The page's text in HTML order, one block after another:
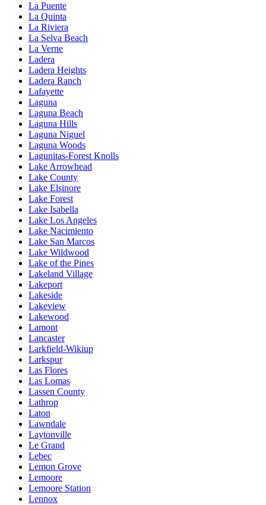
La Puente
La Quinta
La Riviera
La Selva Beach
La Verne
Ladera
Ladera Heights
Ladera Ranch
Lafayette
Laguna
Laguna Beach
Laguna Hills
Laguna Niguel
Laguna Woods
Lagunitas-Forest Knolls
Lake Arrowhead
Lake County
Lake Elsinore
Lake Forest
Lake Isabella
Lake Los Angeles
Lake Nacimiento
Lake San Marcos
Lake Wildwood
Lake of the Pines
Lakeland Village
Lakeport
Lakeside
Lakeview
Lakewood
Lamont
Lancaster
Larkfield-Wikiup
Larkspur
Las Flores
Las Lomas
Lassen County
Lathrop
Laton
Lawndale
Laytonville
Le Grand
Lebec
Lemon Grove
Lemoore
Lemoore Station
Lennox